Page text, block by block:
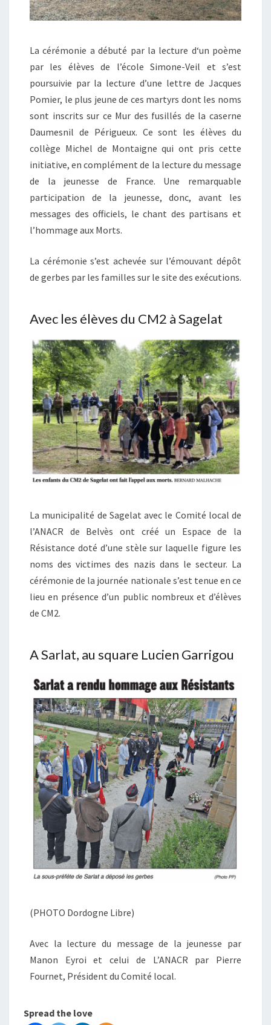
La cérémonie a débuté par la lecture d‘un poème
par les élèves de l’école Simone-Veil et s’est
poursuivie par la lecture d’une lettre de Jacques
Pomier, le plus jeune de ces martyrs dont les noms
sont inscrits sur ce Mur des fusillés de la caserne
Daumesnil de Périgueux. Ce sont les élèves du
collège Michel de Montaigne qui ont pris cette
initiative, en complément de la lecture du message
de la jeunesse de France. Une remarquable
participation de la jeunesse, donc, avant les
messages des officiels, le chant des partisans et
l’hommage aux Morts.
La cérémonie s’est achevée sur l’émouvant dépôt
de gerbes par les familles sur le site des exécutions.
Avec les élèves du CM2 à Sagelat
La municipalité de Sagelat avec le Comité local de
l’ANACR de Belvès ont créé un Espace de la
Résistance doté d’une stèle sur laquelle figure les
noms des victimes des nazis dans le secteur. La
cérémonie de la journée nationale s’est tenue en ce
lieu en présence d’un public nombreux et d’élèves
de CM2.
A Sarlat, au square Lucien Garrigou
(PHOTO Dordogne Libre)
Avec la lecture du message de la jeunesse par
Manon Eyroi et celui de L’ANACR par Pierre
Fournet, Président du Comité local.
Spread the love